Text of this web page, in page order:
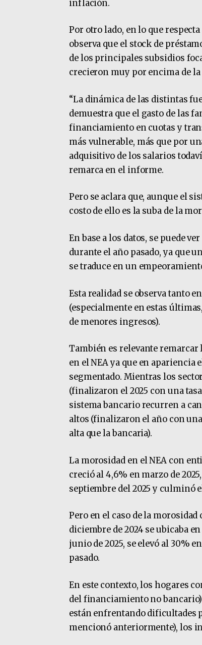
inflación.
Por otro lado, en lo que
observa que el stock de
de los principales subsidios
crecieron muy por encima de
“La dinámica de las distintas
demuestra que el gasto de las
financiamiento en cuotas y
más vulnerable, más que por
adquisitivo de los salarios
remarca en el informe.
Pero se aclara que, aunque el
costo de ello es la suba de la
En base a los datos, se puede
durante el año pasado, ya que
se traduce en un
Esta realidad se observa tanto
(especialmente en estas
de menores ingresos).
También es relevante remarcar
en el NEA ya que en apariencia
segmentado. Mientras los
(finalizaron el 2025 con una
sistema bancario recurren a
altos (finalizaron el año con una
alta que la bancaria).
La morosidad en el NEA con
creció al 4,6% en marzo de
septiembre del 2025 y culminó
Pero en el caso de la
diciembre de 2024 se ubicaba
junio de 2025, se elevó al 30%
pasado.
En este contexto, los hogares
del financiamiento no
están enfrentando dificultades
mencionó anteriormente), los